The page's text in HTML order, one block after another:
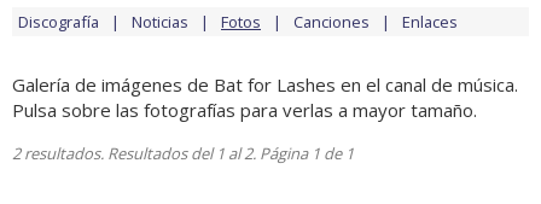
Discografía Noticias Fotos Canciones Enlaces
Galería de imágenes de Bat for Lashes en el canal de música.
Pulsa sobre las fotografías para verlas a mayor tamaño.
2 resultados. Resultados del 1 al 2. Página 1 de 1